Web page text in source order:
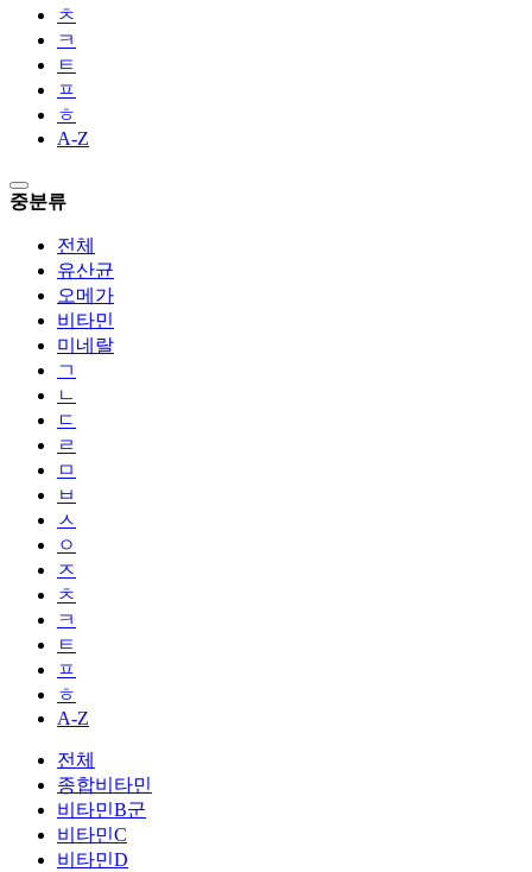
ㅊ
ㅋ
ㅌ
ㅍ
ㅎ
A-Z
중분류
전체
유산균
오메가
비타민
미네랄
ㄱ
ㄴ
ㄷ
ㄹ
ㅁ
ㅂ
ㅅ
ㅇ
ㅈ
ㅊ
ㅋ
ㅌ
ㅍ
ㅎ
A-Z
전체
종합비타민
비타민B군
비타민C
비타민D